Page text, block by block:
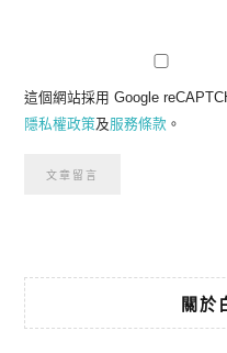
這個網站採用 Google
隱私權政策及服務條款 。
關於